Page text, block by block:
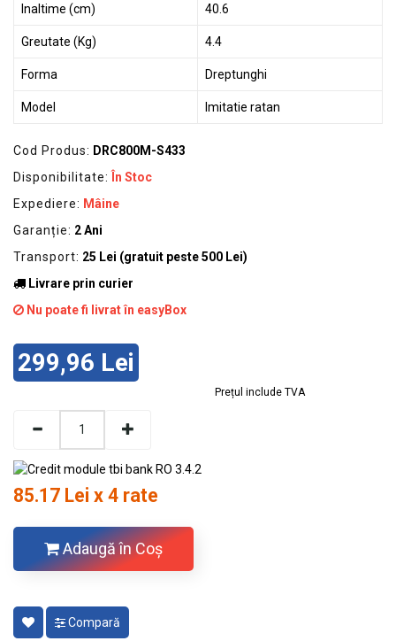
Inaltime (cm) 40.6
Greutate (Kg) 4.4
Forma Dreptunghi
Model Imitatie ratan
Cod Produs: DRC800M-S433
Disponibilitate:
În Stoc
Expediere: Mâine
Garanție: 2 Ani
Transport: 25 Lei (gratuit peste 500 Lei)
Livrare prin curier
Nu poate fi livrat în easyBox
299,96 Lei
Prețul include TVA
85.17 Lei x 4 rate
Adaugă în Coş
Compară